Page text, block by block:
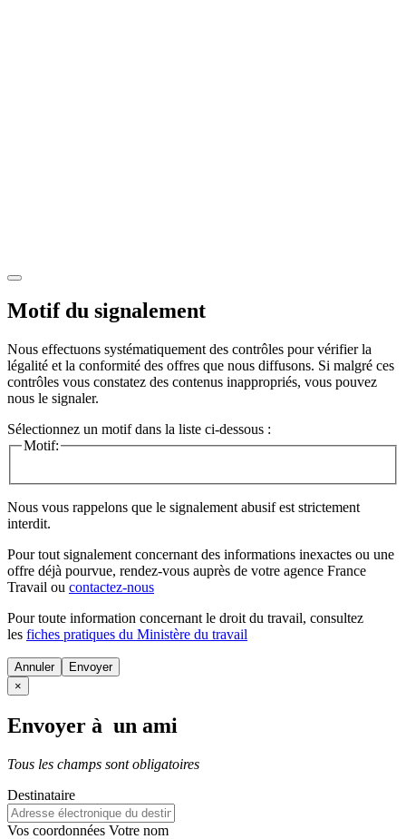
Motif du signalement
Nous effectuons systématiquement des contrôles pour vérifier la
légalité et la conformité des offres que nous diffusons. Si malgré ces
contrôles vous constatez des contenus inappropriés, vous pouvez
nous le signaler.
Sélectionnez un motif dans la liste ci-dessous :
Motif:
Nous vous rappelons que le signalement abusif est strictement
interdit.
Pour tout signalement concernant des informations inexactes ou une
offre déjà pourvue, rendez-vous auprès de votre agence France
Travail ou contactez-nous
Pour toute information concernant le droit du travail, consultez
les fiches pratiques du Ministère du travail
Annuler
×
Envoyer à un ami
Tous les champs sont obligatoires
Destinataire
Vos coordonnées Votre nom